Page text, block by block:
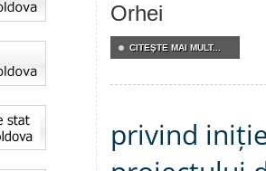
Orhei
CITEŞTE MAI MULT...
privind